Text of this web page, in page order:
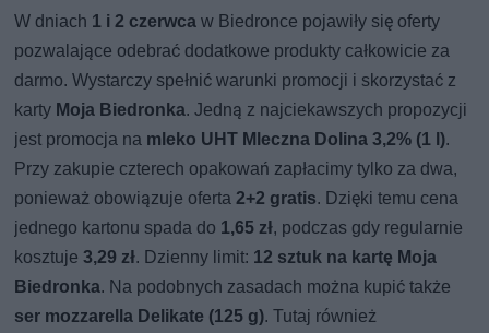
W dniach 1 i 2 czerwca w Biedronce pojawiły się oferty
pozwalające odebrać dodatkowe produkty całkowicie za
darmo. Wystarczy spełnić warunki promocji i skorzystać z
karty Moja Biedronka. Jedną z najciekawszych propozycji
jest promocja na mleko UHT Mleczna Dolina 3,2% (1 l).
Przy zakupie czterech opakowań zapłacimy tylko za dwa,
ponieważ obowiązuje oferta2+2 gratis. Dzięki temu cena
jednego kartonu spada do 1,65 zł, podczas gdy regularnie
kosztuje3,29 zł. Dzienny limit: 12 sztuk na kartę Moja
Biedronka. Na podobnych zasadach można kupić także
ser mozzarella Delikate (125 g). Tutaj również